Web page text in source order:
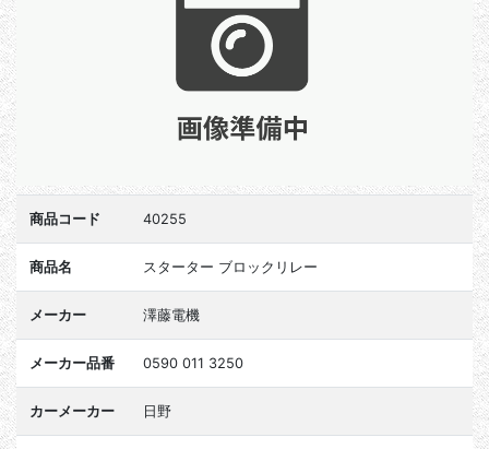
商品コード 40255
商品名 スターター ブロックリレー
メーカー 澤藤電機
メーカー品番 0590 011 3250
カーメーカー 日野